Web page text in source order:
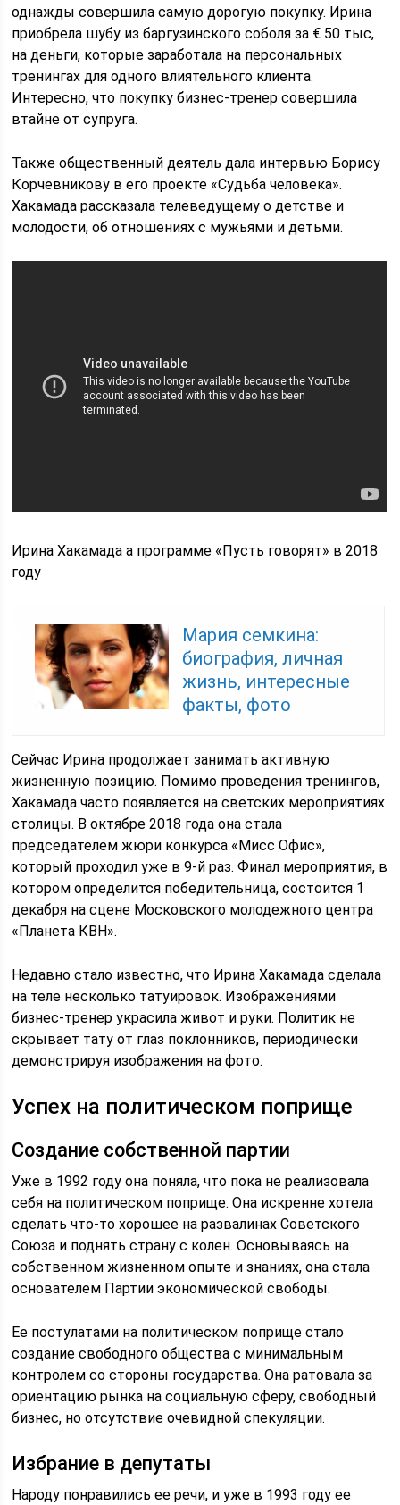
однажды совершила самую дорогую покупку. Ирина
приобрела шубу из баргузинского соболя за € 50 тыс,
на деньги, которые заработала на персональных
тренингах для одного влиятельного клиента.
Интересно, что покупку бизнес-тренер совершила
втайне от супруга.
Также общественный деятель дала интервью Борису
Корчевникову в его проекте «Судьба человека».
Хакамада рассказала телеведущему о детстве и
молодости, об отношениях с мужьями и детьми.
Ирина Хакамада а программе «Пусть говорят» в 2018
году
Мария семкина:
биография, личная
жизнь, интересные
факты, фото
Сейчас Ирина продолжает занимать активную
жизненную позицию. Помимо проведения тренингов,
Хакамада часто появляется на светских мероприятиях
столицы. В октябре 2018 года она стала
председателем жюри конкурса «Мисс Офис»,
который проходил уже в 9-й раз. Финал мероприятия, в
котором определится победительница, состоится 1
декабря на сцене Московского молодежного центра
«Планета КВН».
Недавно стало известно, что Ирина Хакамада сделала
на теле несколько татуировок. Изображениями
бизнес-тренер украсила живот и руки. Политик не
скрывает тату от глаз поклонников, периодически
демонстрируя изображения на фото.
Успех на политическом поприще
Создание собственной партии
Уже в 1992 году она поняла, что пока не реализовала
себя на политическом поприще. Она искренне хотела
сделать что-то хорошее на развалинах Советского
Союза и поднять страну с колен. Основываясь на
собственном жизненном опыте и знаниях, она стала
основателем Партии экономической свободы.
Ее постулатами на политическом поприще стало
создание свободного общества с минимальным
контролем со стороны государства. Она ратовала за
ориентацию рынка на социальную сферу, свободный
бизнес, но отсутствие очевидной спекуляции.
Избрание в депутаты
Народу понравились ее речи, и уже в 1993 году ее